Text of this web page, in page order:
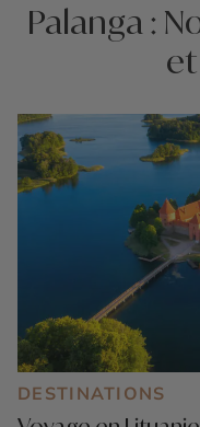
Palanga :
DESTINATIONS